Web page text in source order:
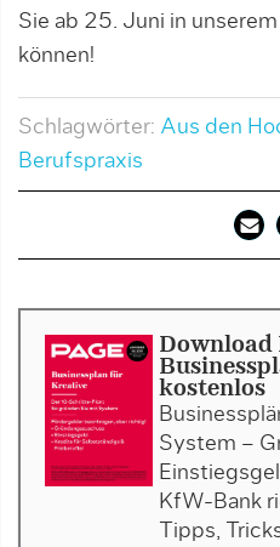
Sie ab 25. Juni in unserem
können!
Schlagwörter: Aus den
Berufspraxis
Download
kostenlos
System –
KfW-Bank
Tipps,